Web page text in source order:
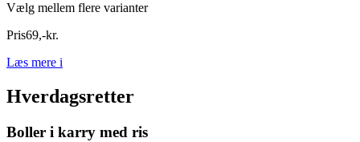
Vælg mellem flere varianter
Pris69,-kr.
Læs mere i
Hverdagsretter
Boller i karry med ris